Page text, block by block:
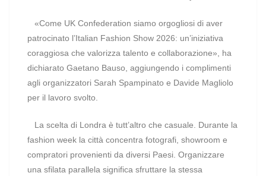
«Come UK Confederation siamo orgogliosi di aver
patrocinato l’Italian Fashion Show 2026: un’iniziativa
coraggiosa che valorizza talento e collaborazione», ha
dichiarato Gaetano Bauso, aggiungendo i complimenti
agli organizzatori Sarah Spampinato e Davide Magliolo
per il lavoro svolto.
La scelta di Londra è tutt’altro che casuale. Durante la
fashion week la città concentra fotografi, showroom e
compratori provenienti da diversi Paesi. Organizzare
una sfilata parallela significa sfruttare la stessa